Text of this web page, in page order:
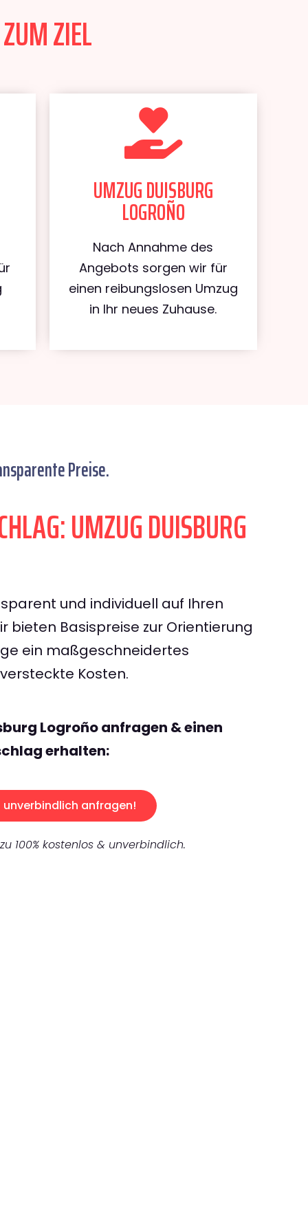
ZIEL
UMZUG DUISBURG
LOGROÑO
Nach Annahme des
Angebots sorgen wir für
einen reibungslosen Umzug
in Ihr neues Zuhause.
Preise.
UMZUG DUISBURG
und individuell auf Ihren
bieten Basispreise zur Orientierung
ein maßgeschneidertes
Kosten.
Logroño anfragen & einen
erhalten:
unverbindlich anfragen!
100% kostenlos & unverbindlich.